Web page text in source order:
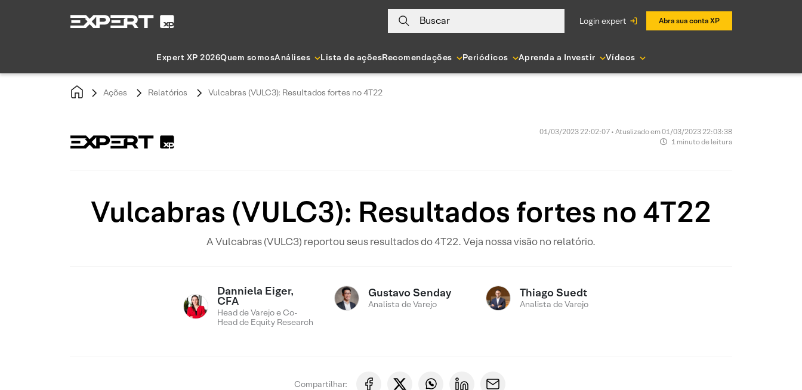
Buscar login expert Abra sua conta XP
Expert XP 2026Quem somosAnálises Lista de açõesRecomendações Periódicos Aprenda a Investir Vídeos
Ações Relatórios Vulcabras (VULC3): Resultados fortes no 4T22
01/03/2023 22:02:07 • Atualizado em 01/03/2023 22:03:38
1 minuto de leitura
Vulcabras (VULC3): Resultados fortes no 4T22
A Vulcabras (VULC3) reportou seus resultados do 4T22. Veja nossa visão no relatório.
Danniela Eiger,
CFA
Head de Varejo e Co-
Head de Equity Research
Gustavo Senday
Analista de Varejo
Thiago Suedt
Analista de Varejo
Compartilhar: